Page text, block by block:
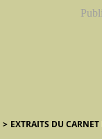
> EXTRAITS DU